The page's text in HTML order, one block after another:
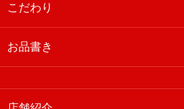
こだわり
お品書き